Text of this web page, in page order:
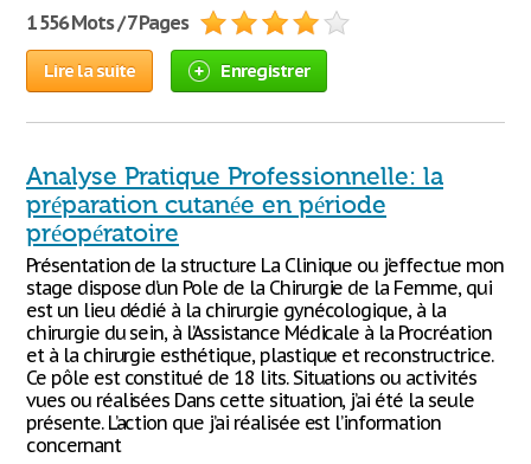
1 556 Mots / 7 Pages
Lire la suite Enregistrer
Analyse Pratique Professionnelle: la
préparation cutanée en période
préopératoire
Présentation de la structure La Clinique ou j’effectue mon
stage dispose d’un Pole de la Chirurgie de la Femme, qui
est un lieu dédié à la chirurgie gynécologique, à la
chirurgie du sein, à l’Assistance Médicale à la Procréation
et à la chirurgie esthétique, plastique et reconstructrice.
Ce pôle est constitué de 18 lits. Situations ou activités
vues ou réalisées Dans cette situation, j’ai été la seule
présente. L’action que j’ai réalisée est l’information
concernant